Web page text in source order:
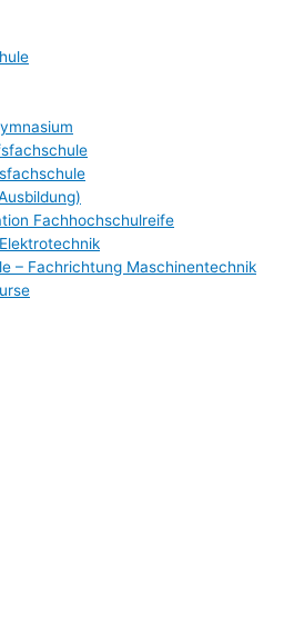
Fachhochschulreife
– Fachrichtung Maschinentechnik